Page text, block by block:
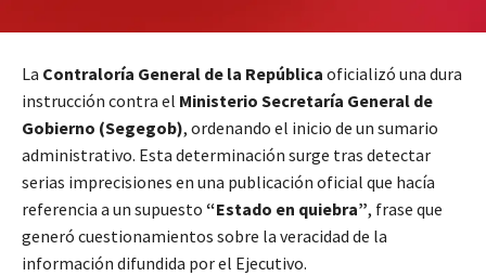
La Contraloría General de la República oficializó una dura
instrucción contra el Ministerio Secretaría General de
Gobierno (Segegob), ordenando el inicio de un sumario
administrativo. Esta determinación surge tras detectar
serias imprecisiones en una publicación oficial que hacía
referencia a un supuesto “Estado en quiebra”, frase que
generó cuestionamientos sobre la veracidad de la
información difundida por el Ejecutivo.